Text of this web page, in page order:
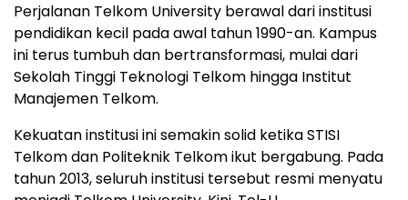
Perjalanan Telkom University berawal dari institusi
pendidikan kecil pada awal tahun 1990-an. Kampus
ini terus tumbuh dan bertransformasi, mulai dari
Sekolah Tinggi Teknologi Telkom hingga Institut
Manajemen Telkom.
Kekuatan institusi ini semakin solid ketika STISI
Telkom dan Politeknik Telkom ikut bergabung. Pada
tahun 2013, seluruh institusi tersebut resmi menyatu